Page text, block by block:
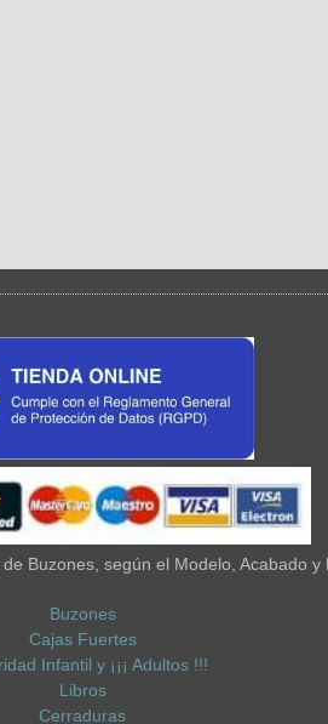
Buzones, según el Modelo, Acabado
Buzones
Cajas Fuertes
Infantil y ¡¡¡ Adultos !!!
Libros
Cerraduras